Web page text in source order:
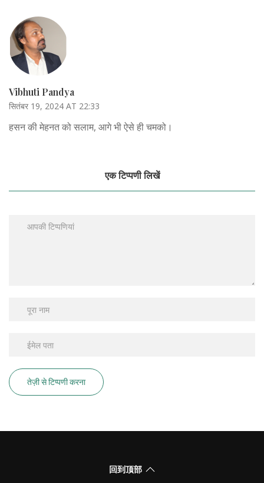
Vibhuti Pandya
सितंबर 19, 2024 AT 22:33
हसन की मेहनत को सलाम, आगे भी ऐसे ही चमको।
एक टिप्पणी लिखें
तेज़ी से टिप्पणी करना
回到顶部